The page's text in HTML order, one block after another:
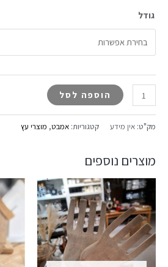
גודל
הוספה לסל
מק"ט: אין מידע קטגוריות: אמבט, מוצרי עץ
מוצרים נוספים